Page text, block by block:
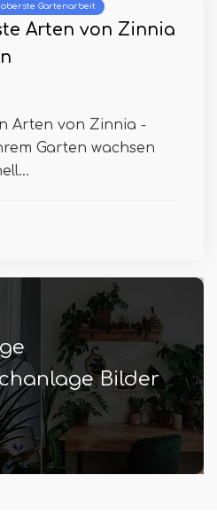
oberste Gartenarbeit
Arten von Zinnia
Arten von Zinnia -
Garten wachsen
in
man Rüben in